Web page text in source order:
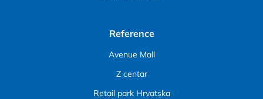
Reference
Avenue Mall
Z centar
Retail park Hrvatska